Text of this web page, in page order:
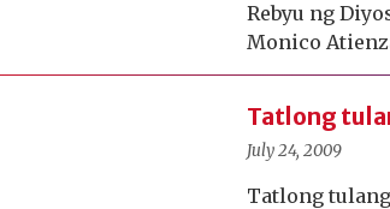
Rebyu ng
Monico
Tatlong
July 24, 2009
Tatlong